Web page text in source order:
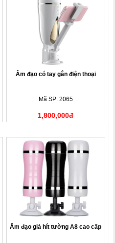
Âm đạo có tay gắn điện thoại
Mã SP: 2065
1,800,000đ
Âm đạo giả hít tường A8 cao cấp